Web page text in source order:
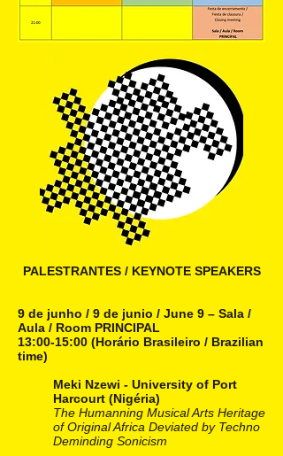
PALESTRANTES / KEYNOTE SPEAKERS
9 de junho / 9 de junio / June 9 – Sala /
Aula / Room PRINCIPAL
13:00-15:00 (Horário Brasileiro / Brazilian
time)
Meki Nzewi - University of Port
Harcourt (Nigéria)
The Humanning Musical Arts Heritage
of Original Africa Deviated by Techno
Deminding Sonicism